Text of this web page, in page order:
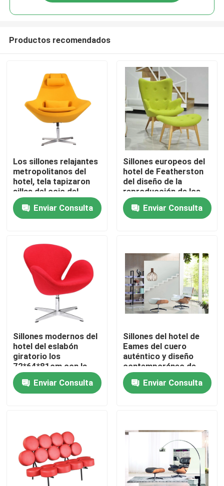
Hogar
Sobre nosotros
Viaje de la fábrica
Control de calidad
Éntrenos en contacto con
Pida una cita
Silla de ocio moderna
Silla moderna del restaurante
Productos recomendados
Los sillones relajantes
metropolitanos del
hotel, tela tapizaron
sillas del ocio del
eslabón giratorio
Enviar Consulta
Sillones europeos del
hotel de Featherston
del diseño de la
reproducción de los
muebles del estilo con
las piernas de madera
Enviar Consulta
Sillones modernos del
hotel del eslabón
giratorio los
72*64*81cm con la
base de la aleación de
aluminioEnviar Consulta
Sillones del hotel de
Eames del cuero
auténtico y diseño
contemporáneo de
Ottoman de
simplicidadEnviar Consulta